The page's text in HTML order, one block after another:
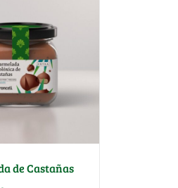
de Castañas